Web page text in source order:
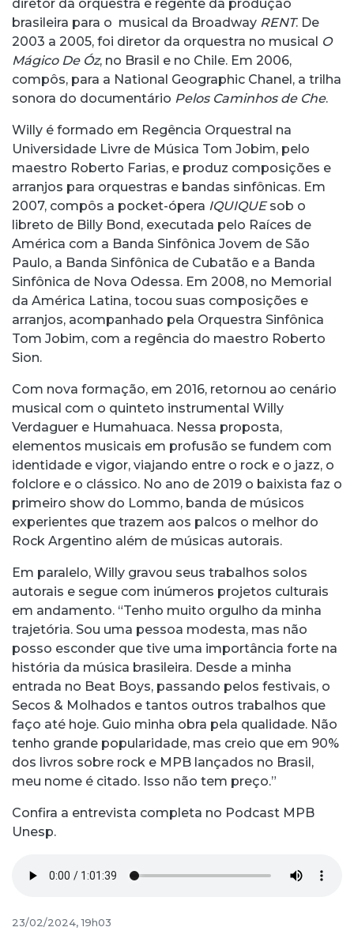
diretor da orquestra e regente da produção
brasileira para o musical da Broadway RENT. De
2003 a 2005, foi diretor da orquestra no musical O
Mágico De Óz, no Brasil e no Chile. Em 2006,
compôs, para a National Geographic Chanel, a trilha
sonora do documentário Pelos Caminhos de Che.
Willy é formado em Regência Orquestral na
Universidade Livre de Música Tom Jobim, pelo
maestro Roberto Farias, e produz composições e
arranjos para orquestras e bandas sinfônicas. Em
2007, compôs a pocket-ópera IQUIQUEsob o
libreto de Billy Bond, executada pelo Raíces de
América com a Banda Sinfônica Jovem de São
Paulo, a Banda Sinfônica de Cubatão e a Banda
Sinfônica de Nova Odessa. Em 2008, no Memorial
da América Latina, tocou suas composições e
arranjos, acompanhado pela Orquestra Sinfônica
Tom Jobim, com a regência do maestro Roberto
Sion.
Com nova formação, em 2016, retornou ao cenário
musical com o quinteto instrumental Willy
Verdaguer e Humahuaca. Nessa proposta,
elementos musicais em profusão se fundem com
identidade e vigor, viajando entre o rock e o jazz, o
folclore e o clássico. No ano de 2019 o baixista faz o
primeiro show do Lommo, banda de músicos
experientes que trazem aos palcos o melhor do
Rock Argentino além de músicas autorais.
Em paralelo, Willy gravou seus trabalhos solos
autorais e segue com inúmeros projetos culturais
em andamento. “Tenho muito orgulho da minha
trajetória. Sou uma pessoa modesta, mas não
posso esconder que tive uma importância forte na
história da música brasileira. Desde a minha
entrada no Beat Boys, passando pelos festivais, o
Secos & Molhados e tantos outros trabalhos que
faço até hoje. Guio minha obra pela qualidade. Não
tenho grande popularidade, mas creio que em 90%
dos livros sobre rock e MPB lançados no Brasil,
meu nome é citado. Isso não tem preço.”
Confira a entrevista completa no Podcast MPB
Unesp.
23/02/2024, 19h03